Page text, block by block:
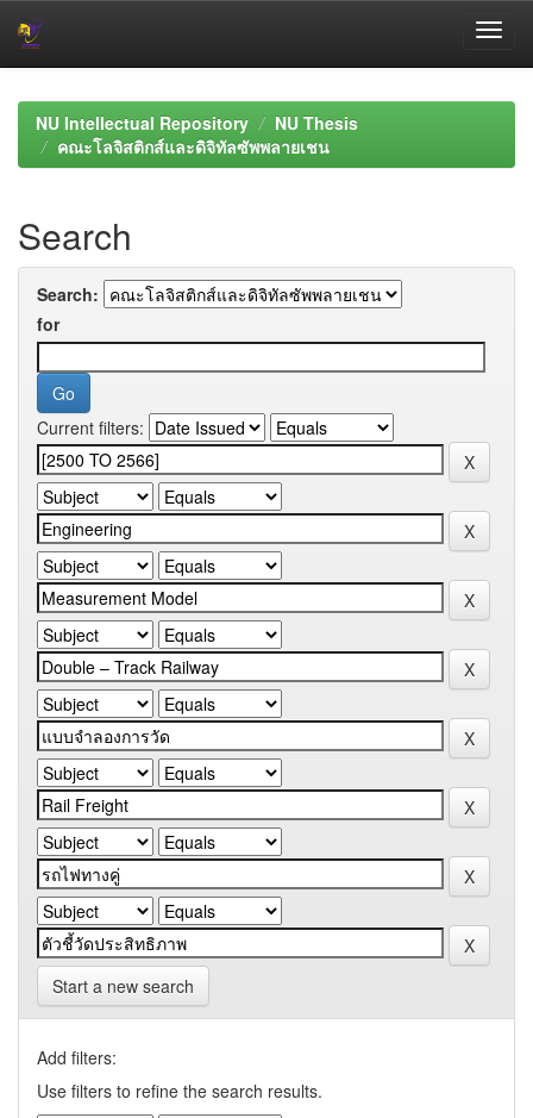
navigationNU Intellectual Repository
NU Thesis
คณะโลจิสติกส์และดิจิทัลซัพพลายเชน
Search
Search:
for
Current filters:
Start a new search
Add filters:
Use filters to refine the search results.